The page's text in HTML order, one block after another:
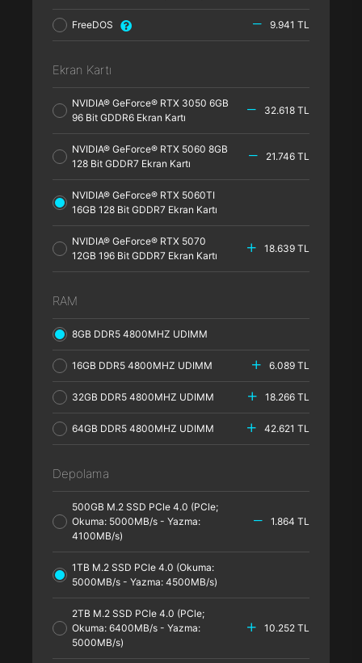
FreeDOS 9.941 TL
Ekran Kartı
NVIDIA® GeForce® RTX 3050 6GB
96 Bit GDDR6 Ekran Kartı
32.618 TL
NVIDIA® GeForce® RTX 5060 8GB
128 Bit GDDR7 Ekran Kartı
21.746 TL
NVIDIA® GeForce® RTX 5060TI
16GB 128 Bit GDDR7 Ekran Kartı
NVIDIA® GeForce® RTX 5070
12GB 196 Bit GDDR7 Ekran Kartı
18.639 TL
RAM
8GB DDR5 4800MHZ UDIMM
16GB DDR5 4800MHZ UDIMM 6.089 TL
32GB DDR5 4800MHZ UDIMM 18.266 TL
64GB DDR5 4800MHZ UDIMM 42.621 TL
Depolama
500GB M.2 SSD PCle 4.0 (PCle;
Okuma: 5000MB/s - Yazma:
4100MB/s)
1.864 TL
1TB M.2 SSD PCle 4.0 (Okuma:
5000MB/s - Yazma: 4500MB/s)
2TB M.2 SSD PCle 4.0 (PCle;
Okuma: 6400MB/s - Yazma:
5000MB/s)
10.252 TL